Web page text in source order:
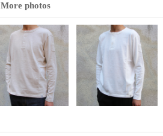
More photos